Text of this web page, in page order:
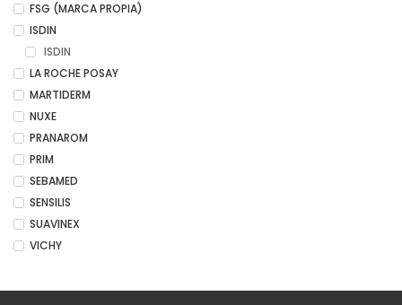
FSG (MARCA PROPIA)
ISDIN
ISDIN
LA ROCHE POSAY
MARTIDERM
NUXE
PRANAROM
PRIM
SEBAMED
SENSILIS
SUAVINEX
VICHY